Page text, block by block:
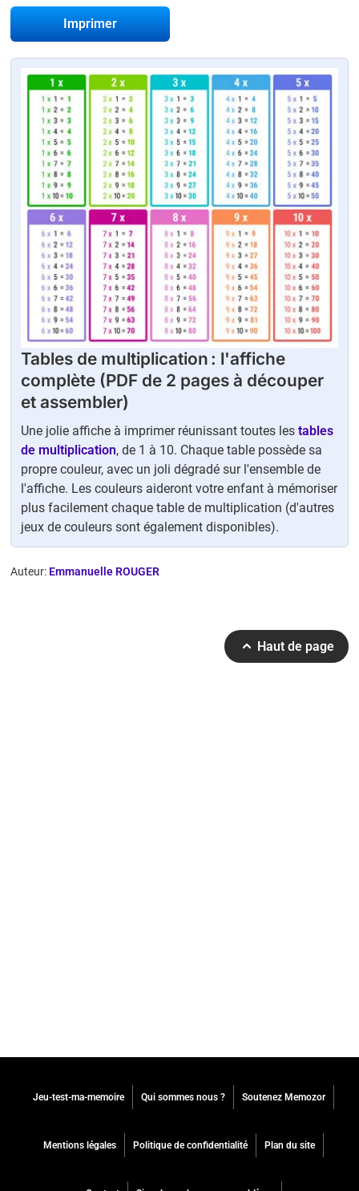
Imprimer
Tables de multiplication : l'affiche
complète (PDF de 2 pages à découper
et assembler)
Une jolie affiche à imprimer réunissant toutes lestables
de multiplication, de 1 à 10. Chaque table possède sa
propre couleur, avec un joli dégradé sur l'ensemble de
l'affiche. Les couleurs aideront votre enfant à mémoriser
plus facilement chaque table de multiplication (d'autres
jeux de couleurs sont également disponibles).
Auteur: Emmanuelle ROUGER
Haut de page
Jeu-test-ma-memoire Qui sommes nous ? Soutenez Memozor
Mentions légales Politique de confidentialité Plan du site